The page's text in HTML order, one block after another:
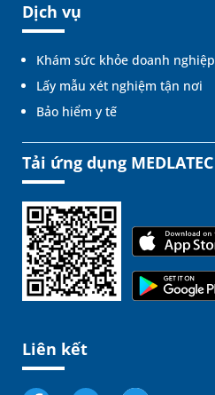
Dịch vụ
Khám sức khỏe doanh nghiệp
Lấy mẫu xét nghiệm tận nơi
Bảo hiểm y tế
Tải ứng dụng MEDLATEC
Liên kết